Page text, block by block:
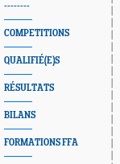
--------
COMPETITIONS
QUALIFIÉ(E)S
RÉSULTATS
BILANS
FORMATIONS FFA